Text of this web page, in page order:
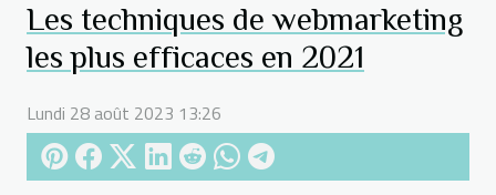
Les techniques de webmarketing
les plus efficaces en 2021
Lundi 28 août 2023 13:26